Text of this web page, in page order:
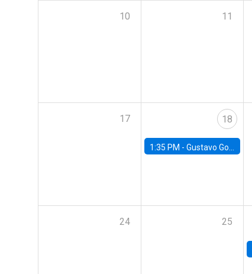
10 11
17 18
1:35 PM - Gustavo González, Banco Central de Chile
24 25